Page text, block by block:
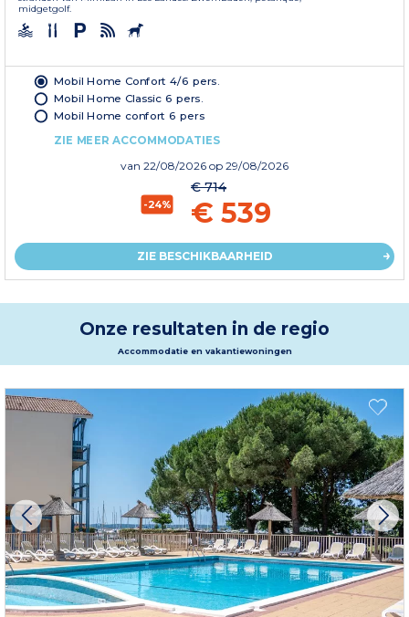
midgetgolf.
Mobil Home Confort 4/6 pers.
Mobil Home Classic 6 pers.
Mobil Home confort 6 pers
ZIE MEER ACCOMMODATIES
van 22/08/2026 op 29/08/2026
-24%
€ 714
€ 539
ZIE BESCHIKBAARHEID
Onze resultaten in de regio
Accommodatie en vakantiewoningen